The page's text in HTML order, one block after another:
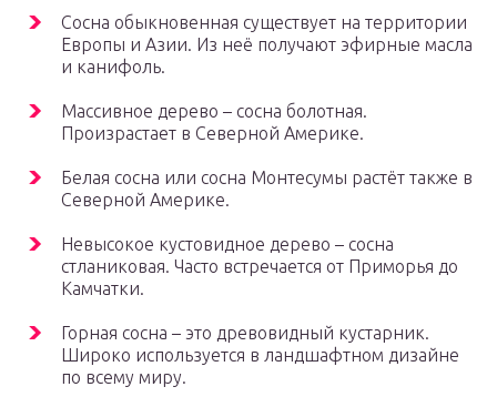
Сосна обыкновенная существует на территории
Европы и Азии. Из неё получают эфирные масла
и канифоль.
Массивное дерево – сосна болотная.
Произрастает в Северной Америке.
Белая сосна или сосна Монтесумы растёт также в
Северной Америке.
Невысокое кустовидное дерево – сосна
стланиковая. Часто встречается от Приморья до
Камчатки.
Горная сосна – это древовидный кустарник.
Широко используется в ландшафтном дизайне
по всему миру.